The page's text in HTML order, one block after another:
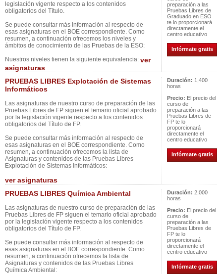
legislación vigente respecto a los contenidos
obligatorios del Título.
Se puede consultar más información al respecto de
esas asignaturas en el BOE correspondiente. Como
resumen, a continuación ofrecemos los niveles y
ámbitos de conocimiento de las Pruebas de la ESO:
Nuestros niveles tienen la siguiente equivalencia: ver
asignaturas
preparación a las
Pruebas Libres de
Graduado en ESO
te lo proporcionará
directamente el
centro educativo
Infórmate gratis
PRUEBAS LIBRES Explotación de Sistemas
Informáticos
Las asignaturas de nuestro curso de preparación de las
Pruebas Libres de FP siguen el temario oficial aprobado
por la legislación vigente respecto a los contenidos
obligatorios del Título de FP.
Se puede consultar más información al respecto de
esas asignaturas en el BOE correspondiente. Como
resumen, a continuación ofrecemos la lista de
Asignaturas y contenidos de las Pruebas Libres
Explotación de Sistemas Informáticos:
ver asignaturas
Duración: 1,400
horas
Precio: El precio del
curso de
preparación a las
Pruebas Libres de
FP te lo
proporcionará
directamente el
centro educativo
Infórmate gratis
PRUEBAS LIBRES Química Ambiental
Las asignaturas de nuestro curso de preparación de las
Pruebas Libres de FP siguen el temario oficial aprobado
por la legislación vigente respecto a los contenidos
obligatorios del Título de FP.
Se puede consultar más información al respecto de
esas asignaturas en el BOE correspondiente. Como
resumen, a continuación ofrecemos la lista de
Asignaturas y contenidos de las Pruebas Libres
Química Ambiental:
Duración: 2,000
horas
Precio: El precio del
curso de
preparación a las
Pruebas Libres de
FP te lo
proporcionará
directamente el
centro educativo
Infórmate gratis